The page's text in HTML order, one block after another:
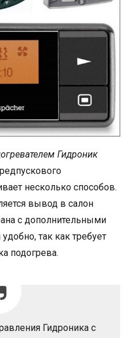
Гидроник
несколько способов.
вывод в салон
с дополнительными
так как требует
подогрева.
Гидроника с